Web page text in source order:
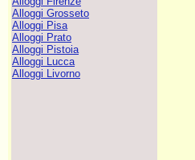
Alloggi Grosseto
Alloggi Pisa
Alloggi Prato
Alloggi Pistoia
Alloggi Lucca
Alloggi Livorno